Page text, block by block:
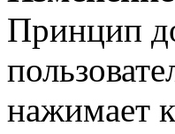
Принцип
нажимает